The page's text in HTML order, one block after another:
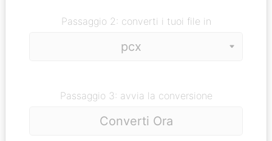
Passaggio 2: converti i tuoi file in
Passaggio 3: avvia la conversione
Converti Ora